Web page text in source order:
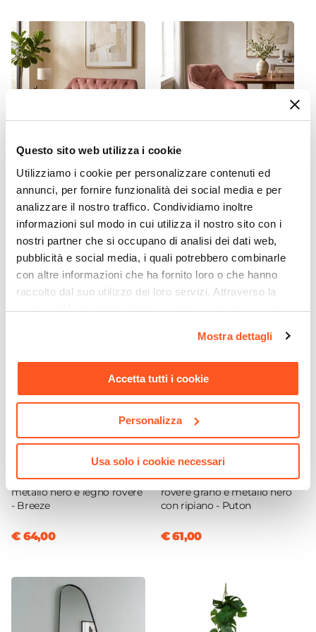
Questo sito web utilizza i cookie
Utilizziamo i cookie per personalizzare contenuti ed
annunci, per fornire funzionalità dei social media e per
analizzare il nostro traffico. Condividiamo inoltre
informazioni sul modo in cui utilizza il nostro sito con i
nostri partner che si occupano di analisi dei dati web,
pubblicità e social media, i quali potrebbero combinarle
con altre informazioni che ha fornito loro o che hanno
raccolto dal suo utilizzo dei loro servizi. Attraverso la
sezione "Mostra dettagli" è possibile gestire le proprie
momento. Per maggiori informazioni si invita a leggere la
nostraCookie Policy.
Mostra dettagli
Accetta tutti i cookie
Personalizza
Usa solo i cookie necessari
Con prolunga centrale
Posizione Allunghe
Integrato
Dimensioni Allunghe
Assemblato
No
Caratteristiche
Movimento sincronizzato|Allunghe
indipendenti
Posti A Sedere
8 posti | 10 posti | 6 posti
CODICE:SUL-DVR
Divano 2 posti in velluto
trapuntato rosa antico con
gambe in metallo nero -
€ 155,00
CODICE:SUL-PVR
Poltrona in velluto
trapuntato rosa antico con
gambe in metallo nero -
Sulis
€ 66,00
Tavolino 80x80 cm in
metallo nero e legno rovere
- Breeze
€ 64,00
CODICE:PUN-L2R
Consolle 110x80h cm effetto
rovere grano e metallo nero
con ripiano - Puton
€ 61,00